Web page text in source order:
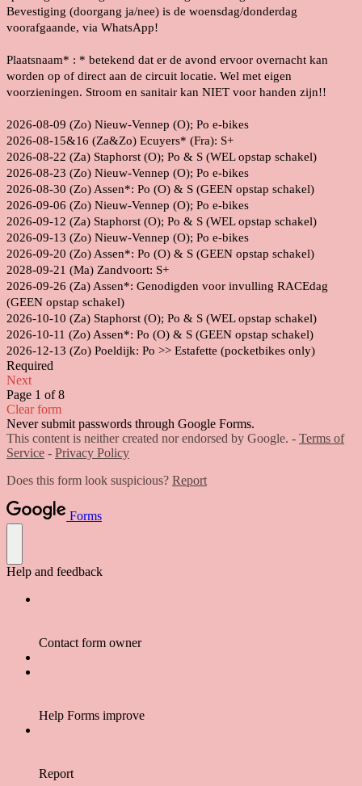
Bevestiging (doorgang ja/nee) is de woensdag/donderdag
voorafgaande, via WhatsApp!
Plaatsnaam* : * betekend dat er de avond ervoor overnacht kan
worden op of direct aan de circuit locatie. Wel met eigen
voorzieningen. Stroom en sanitair kan NIET voor handen zijn!!
2026-08-09 (Zo) Nieuw-Vennep (O); Po e-bikes
2026-08-15&16 (Za&Zo) Ecuyers* (Fra): S+
2026-08-22 (Za) Staphorst (O); Po & S (WEL opstap schakel)
2026-08-23 (Zo) Nieuw-Vennep (O); Po e-bikes
2026-08-30 (Zo) Assen*: Po (O) & S (GEEN opstap schakel)
2026-09-06 (Zo) Nieuw-Vennep (O); Po e-bikes
2026-09-12 (Za) Staphorst (O); Po & S (WEL opstap schakel)
2026-09-13 (Zo) Nieuw-Vennep (O); Po e-bikes
2026-09-20 (Zo) Assen*: Po (O) & S (GEEN opstap schakel)
2028-09-21 (Ma) Zandvoort: S+
2026-09-26 (Za) Assen*: Genodigden voor invulling RACEdag
(GEEN opstap schakel)
2026-10-10 (Za) Staphorst (O); Po & S (WEL opstap schakel)
2026-10-11 (Zo) Assen*: Po (O) & S (GEEN opstap schakel)
2026-12-13 (Zo) Poeldijk: Po >> Estafette (pocketbikes only)
Required
Next
Page 1 of 8
Clear form
Never submit passwords through Google Forms.
This content is neither created nor endorsed by Google. - Terms of
Service - Privacy Policy
Does this form look suspicious? Report
Forms
Help and feedback
Contact form owner
Help Forms improve
Report